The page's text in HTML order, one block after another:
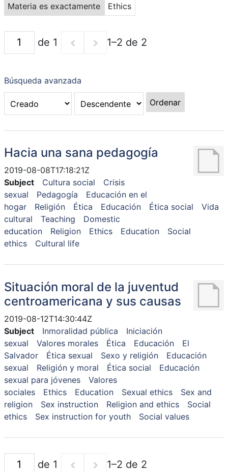
GALERÍA
Materia es exactamente
Ethics
de 1 1–2 de 2
Búsqueda avanzada
Ordenar
Hacia una sana pedagogía
2019-08-08T17:18:21Z
Subject
Cultura social
Crisis
sexual
Pedagogía
Educación en el
hogar
Religión Ética Educación Ética social
Vida
cultural
Teaching
Domestic
education
Religion Ethics Education
Social
ethics
Cultural life
Situación moral de la juventud
centroamericana y sus causas
2019-08-12T14:30:44Z
Subject
Inmoralidad pública
Iniciación
sexual
Valores morales Ética Educación
El
Salvador
Ética sexual Sexo y religión
Educación
sexual
Religión y moral Ética social
Educación
sexual para jóvenes
Valores
sociales
Ethics Education Sexual ethics
Sex and
religion
Sex instruction Religion and ethics
Social
ethics
Sex instruction for youth Social values
de 1 1–2 de 2